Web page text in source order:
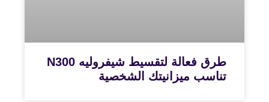
طرق فعالة لتقسيط شيفروليه N300
تناسب ميزانيتك الشخصية